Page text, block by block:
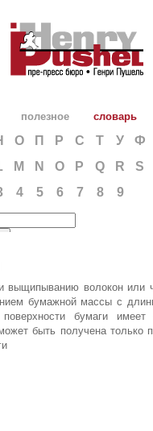
полезное словарь
О П Р С Т У Ф
M N O P Q R S
4 5 6 7 8 9
выщипыванию волокон или
бумажной массы с
поверхности бумаги
быть получена только